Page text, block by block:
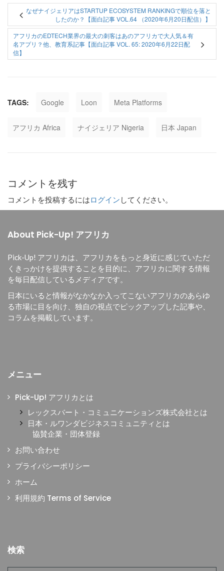
注目のスタートアッ
プも紹介！【コラム
ーVol.18：2023年9
月15日配信】
なぜナイジェリアはSTARTUP ECOSYSTEM RANKINGで順位を落と
したのか？【面白記事 VOL.64 （2020年6月20日配信）】
アフリカのEDTECH業界の最大の刺客はあのアフリカで大人気＆有
名アプリ？他、教育系記事【面白記事 VOL. 65: 2020年6月22日配
信】
TAGS: Google Loon Meta Platforms
アフリカ Africa ナイジェリア Nigeria 日本 Japan
コメントを残す
コメントを投稿するにはログイン してください。
About Pick-Up! アフリカ
Pick-Up! アフリカは、 アフリカをもっと身近に感じていただ
くきっかけを提供することを目的に、 アフリカに関する情報
を毎日配信しているメディアです。
日本にいると情報がなかなか入ってこないアフリカのあらゆ
る市場に目を向け、独自の視点でピックアップした記事や、
コラムを掲載しています。
メニュー
Pick-Up! アフリカとは
レックスバート・コミュニケーションズ株式会社とは
日本・ルワンダビジネスコミュニティとは
協賛企業・団体登録
お問い合わせ
プライバシーポリシー
ホーム
利用規約 Terms of Service
検索